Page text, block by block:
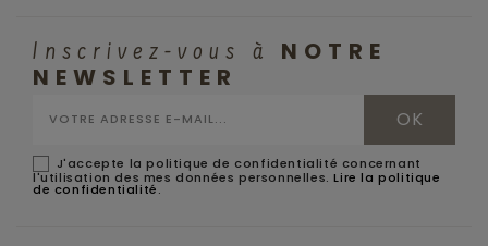
Inscrivez-vous à
NOTRE
NEWSLETTER
J'accepte la politique de confidentialité concernant
l'utilisation des mes données personnelles.Lire la politique
de confidentialité.